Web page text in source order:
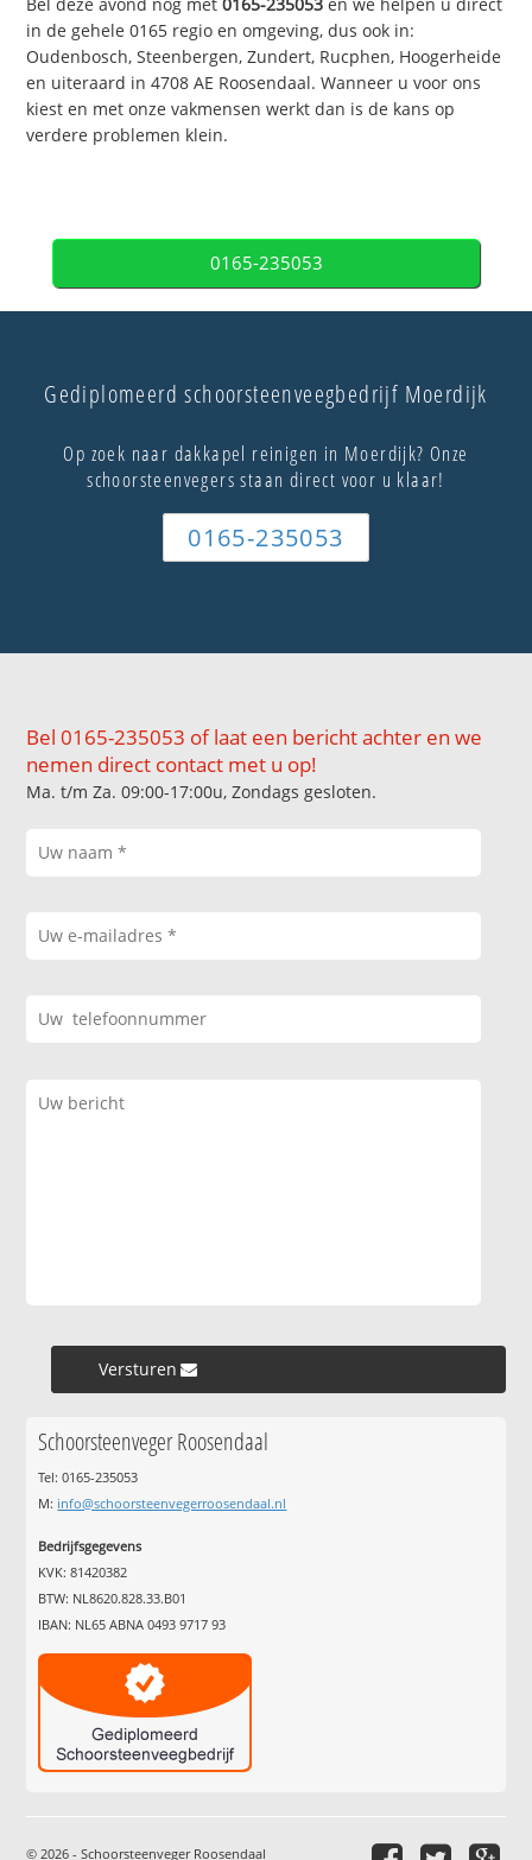
in de gehele 0165 regio en omgeving, dus ook in:
Oudenbosch, Steenbergen, Zundert, Rucphen, Hoogerheide
en uiteraard in 4708 AE Roosendaal. Wanneer u voor ons
kiest en met onze vakmensen werkt dan is de kans op
verdere problemen klein.
0165-235053
Gediplomeerd schoorsteenveegbedrijf Moerdijk
Op zoek naar dakkapel reinigen in Moerdijk? Onze
schoorsteenvegers staan direct voor u klaar!
0165-235053
Bel 0165-235053 of laat een bericht achter en we
nemen direct contact met u op!
Ma. t/m Za. 09:00-17:00u, Zondags gesloten.
Versturen »
Schoorsteenveger Roosendaal
Tel: 0165-235053
M: info@schoorsteenvegerroosendaal.nl
Bedrijfsgegevens
KVK: 81420382
BTW: NL8620.828.33.B01
IBAN: NL65 ABNA 0493 9717 93
© 2026 - Schoorsteenveger Roosendaal